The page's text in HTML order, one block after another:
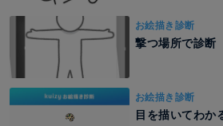
お絵描き診断
撃つ場所で診断
お絵描き診断
目を描いてわか